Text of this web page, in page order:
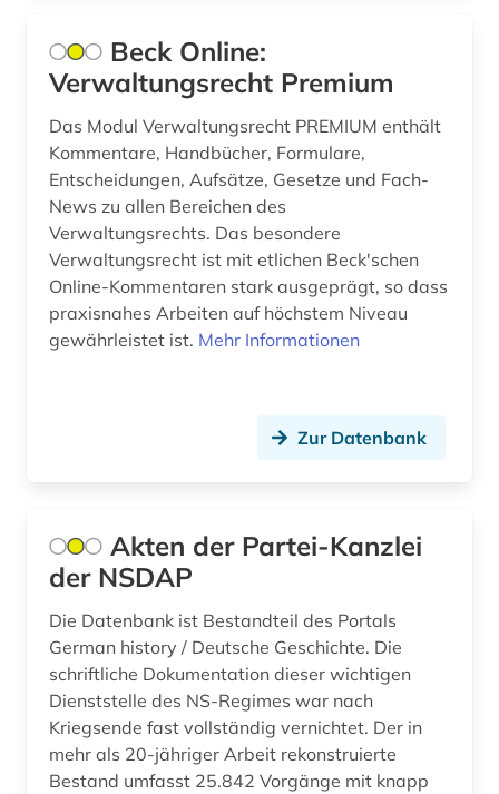
bürgerliches recht (2)
bürgerliches wappen (1)
cesare orsenigo (1)
chemie (3)
china (1)
chromosomenzahl (1)
controlling (1)
corpora (1)
cranach (1)
datenbank (1)
datenbank genesis (1)
datensammlung (4)
datenschutz (1)
Beck Online:
Verwaltungsrecht Premium
Das Modul Verwaltungsrecht PREMIUM enthält
Kommentare, Handbücher, Formulare,
Entscheidungen, Aufsätze, Gesetze und Fach-
News zu allen Bereichen des
Verwaltungsrechts. Das besondere
Verwaltungsrecht ist mit etlichen Beck'schen
Online-Kommentaren stark ausgeprägt, so dass
praxisnahes Arbeiten auf höchstem Niveau
gewährleistet ist. Mehr Informationen
Zur Datenbank
Akten der Partei-Kanzlei
der NSDAP
Die Datenbank ist Bestandteil des Portals
German history / Deutsche Geschichte. Die
schriftliche Dokumentation dieser wichtigen
Dienststelle des NS-Regimes war nach
Kriegsende fast vollständig vernichtet. Der in
mehr als 20-jähriger Arbeit rekonstruierte
Bestand umfasst 25.842 Vorgänge mit knapp